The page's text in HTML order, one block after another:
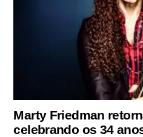
Marty Friedman
celebrando os 34